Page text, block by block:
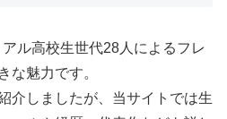
ル高校生世代28人によるフレ
な魅力です。
介しましたが、当サイトでは生